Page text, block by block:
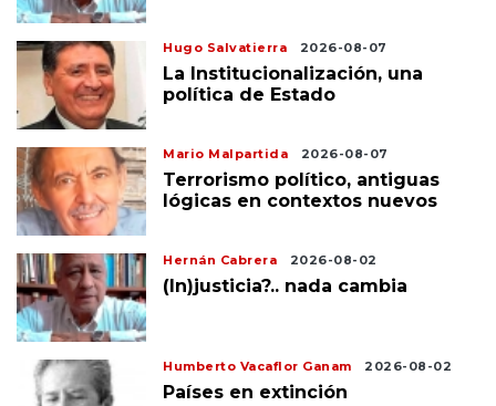
Hugo Salvatierra 2026-08-07
La Institucionalización, una
política de Estado
Mario Malpartida 2026-08-07
Terrorismo político, antiguas
lógicas en contextos nuevos
Hernán Cabrera 2026-08-02
(In)justicia?.. nada cambia
Humberto Vacaflor Ganam 2026-08-02
Países en extinción